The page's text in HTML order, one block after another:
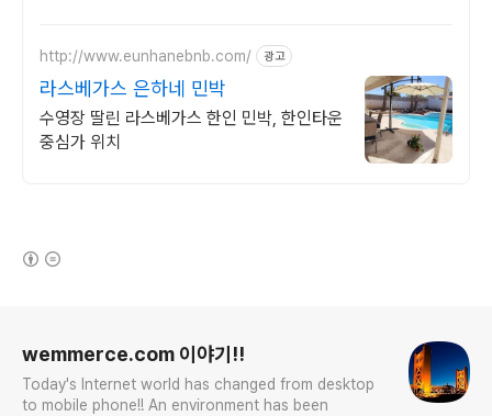
http://www.eunhanebnb.com/ 광고
라스베가스 은하네 민박
수영장 딸린 라스베가스 한인 민박, 한인타운
중심가 위치
wemmerce.com 이야기!!
Today's Internet world has changed from desktop
to mobile phone!! An environment has been